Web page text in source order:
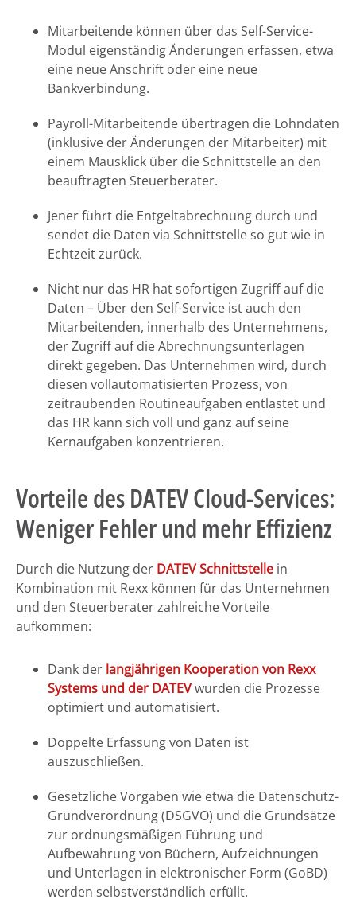
Mitarbeitende können über das Self-Service-
Modul eigenständig Änderungen erfassen, etwa
eine neue Anschrift oder eine neue
Bankverbindung.
Payroll-Mitarbeitende übertragen die Lohndaten
(inklusive der Änderungen der Mitarbeiter) mit
einem Mausklick über die Schnittstelle an den
beauftragten Steuerberater.
Jener führt die Entgeltabrechnung durch und
sendet die Daten via Schnittstelle so gut wie in
Echtzeit zurück.
Nicht nur das HR hat sofortigen Zugriff auf die
Daten – Über den Self-Service ist auch den
Mitarbeitenden, innerhalb des Unternehmens,
der Zugriff auf die Abrechnungsunterlagen
direkt gegeben. Das Unternehmen wird, durch
diesen vollautomatisierten Prozess, von
zeitraubenden Routineaufgaben entlastet und
das HR kann sich voll und ganz auf seine
Kernaufgaben konzentrieren.
Vorteile des DATEV Cloud-Services:
Weniger Fehler und mehr Effizienz
Durch die Nutzung der DATEV Schnittstelle in
Kombination mit Rexx können für das Unternehmen
und den Steuerberater zahlreiche Vorteile
aufkommen:
Dank der langjährigen Kooperation von Rexx
Systems und der DATEVwurden die Prozesse
optimiert und automatisiert.
Doppelte Erfassung von Daten ist
auszuschließen.
Gesetzliche Vorgaben wie etwa die Datenschutz-
Grundverordnung (DSGVO) und die Grundsätze
zur ordnungsmäßigen Führung und
Aufbewahrung von Büchern, Aufzeichnungen
und Unterlagen in elektronischer Form (GoBD)
werden selbstverständlich erfüllt.